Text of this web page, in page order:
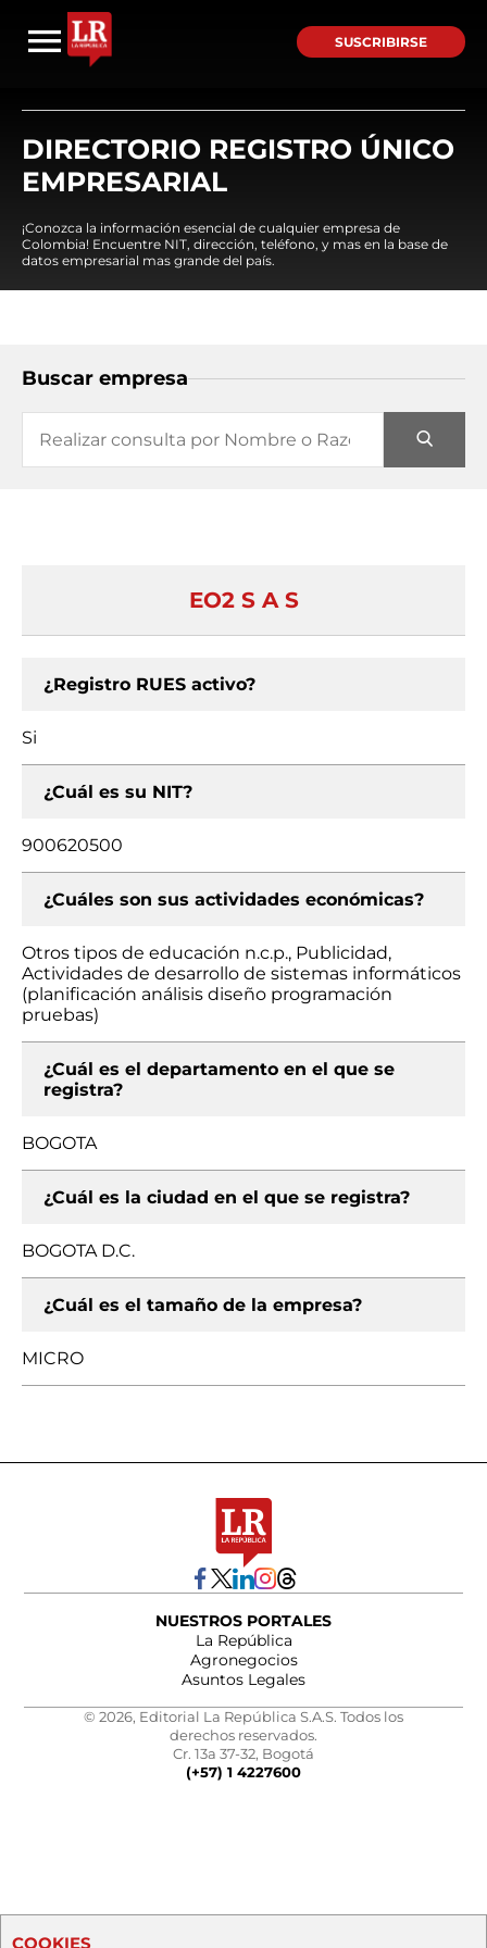
SUSCRIBIRSE
DIRECTORIO REGISTRO ÚNICO
EMPRESARIAL
¡Conozca la información esencial de cualquier empresa de
Colombia! Encuentre NIT, dirección, teléfono, y mas en la base de
datos empresarial mas grande del país.
Buscar empresa
EO2 S A S
¿Registro RUES activo?
Si
¿Cuál es su NIT?
900620500
¿Cuáles son sus actividades económicas?
Otros tipos de educación n.c.p., Publicidad,
Actividades de desarrollo de sistemas informáticos
(planificación análisis diseño programación
pruebas)
¿Cuál es el departamento en el que se
registra?
BOGOTA
¿Cuál es la ciudad en el que se registra?
BOGOTA D.C.
¿Cuál es el tamaño de la empresa?
MICRO
NUESTROS PORTALES
La República
Agronegocios
Asuntos Legales
© 2026, Editorial La República S.A.S. Todos los
derechos reservados.
Cr. 13a 37-32, Bogotá
(+57) 1 4227600
COOKIES